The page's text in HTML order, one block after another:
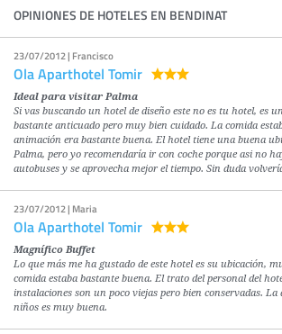
OPINIONES DE HOTELES EN BENDINAT
23/07/2012 | Francisco
Ola Aparthotel Tomir
Ideal para visitar Palma
Si vas buscando un hotel de diseño este no es tu hotel, es
bastante anticuado pero muy bien cuidado. La comida
animación era bastante buena. El hotel tiene una buena
Palma, pero yo recomendaría ir con coche porque asi no
autobuses y se aprovecha mejor el tiempo. Sin duda
23/07/2012 | Maria
Ola Aparthotel Tomir
Magnífico Buffet
Lo que más me ha gustado de este hotel es su ubicación,
comida estaba bastante buena. El trato del personal del
instalaciones son un poco viejas pero bien conservadas.
niños es muy buena.